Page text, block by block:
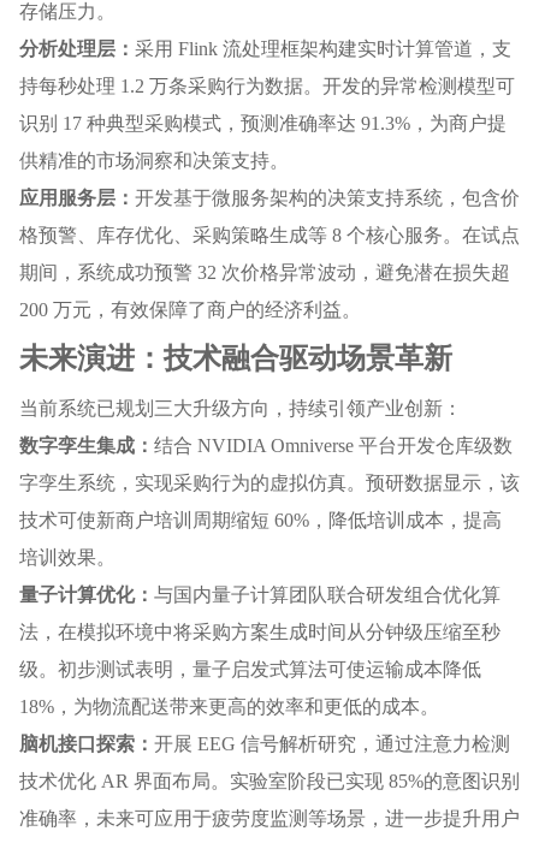
存储压力。
分析处理层： 采用 Flink 流处理框架构建实时计算管道，支
持每秒处理 1.2 万条采购行为数据。开发的异常检测模型可
识别 17 种典型采购模式，预测准确率达 91.3%，为商户提
供精准的市场洞察和决策支持。
应用服务层： 开发基于微服务架构的决策支持系统，包含价
格预警、库存优化、采购策略生成等 8 个核心服务。在试点
期间，系统成功预警 32 次价格异常波动，避免潜在损失超
200 万元，有效保障了商户的经济利益。
未来演进：技术融合驱动场景革新
当前系统已规划三大升级方向，持续引领产业创新：
数字孪生集成： 结合 NVIDIA Omniverse 平台开发仓库级数
字孪生系统，实现采购行为的虚拟仿真。预研数据显示，该
技术可使新商户培训周期缩短 60%，降低培训成本，提高
培训效果。
量子计算优化： 与国内量子计算团队联合研发组合优化算
法，在模拟环境中将采购方案生成时间从分钟级压缩至秒
级。初步测试表明，量子启发式算法可使运输成本降低
18%，为物流配送带来更高的效率和更低的成本。
脑机接口探索： 开展 EEG 信号解析研究，通过注意力检测
技术优化 AR 界面布局。实验室阶段已实现 85%的意图识别
准确率，未来可应用于疲劳度监测等场景，进一步提升用户